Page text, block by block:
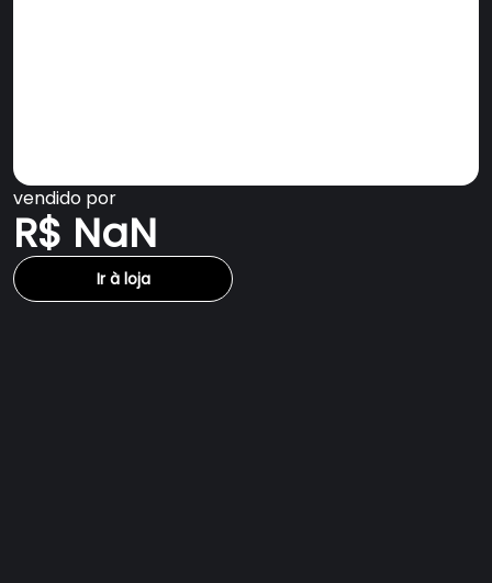
vendido por
R$ NaN
Ir à loja